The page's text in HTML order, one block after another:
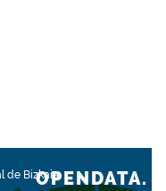
de BizkaiaOPENDATA.